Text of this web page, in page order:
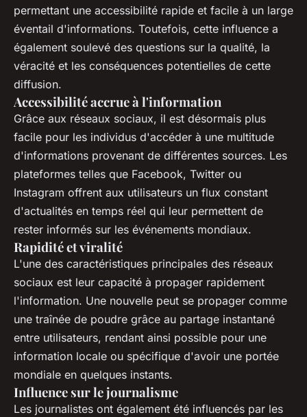
permettant une accessibilité rapide et facile à un large
éventail d'informations. Toutefois, cette influence a
également soulevé des questions sur la qualité, la
véracité et les conséquences potentielles de cette
diffusion.
Accessibilité accrue à l'information
Grâce aux réseaux sociaux, il est désormais plus
facile pour les individus d'accéder à une multitude
d'informations provenant de différentes sources. Les
plateformes telles que Facebook, Twitter ou
Instagram offrent aux utilisateurs un flux constant
d'actualités en temps réel qui leur permettent de
rester informés sur les événements mondiaux.
Rapidité et viralité
L'une des caractéristiques principales des réseaux
sociaux est leur capacité à propager rapidement
l'information. Une nouvelle peut se propager comme
une traînée de poudre grâce au partage instantané
entre utilisateurs, rendant ainsi possible pour une
information locale ou spécifique d'avoir une portée
mondiale en quelques instants.
Influence sur le journalisme
Les journalistes ont également été influencés par les